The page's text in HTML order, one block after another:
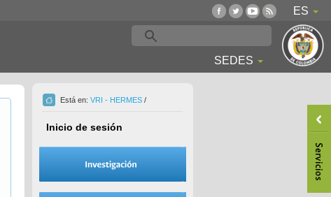
ES
SEDES
Está en: VRI - HERMES /
Inicio de sesión